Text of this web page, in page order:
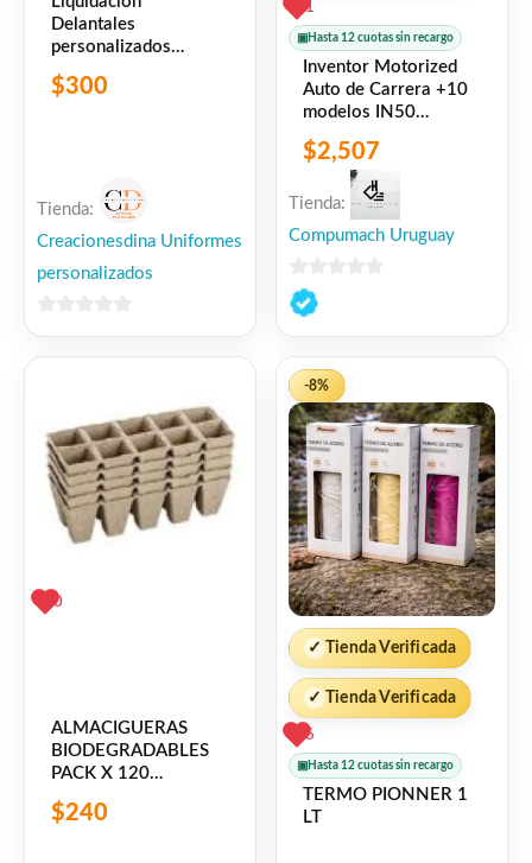
Delantales
personalizados
$300
Tienda:
Creacionesdina Uniformes
personalizados
1
▣ Hasta 12 cuotas sin recargo
Inventor Motorized
Auto de Carrera +10
modelos IN50
$2,507
Tienda:
Compumach Uruguay
0
de
0
ALMACIGUERAS
BIODEGRADABLES
PACK X 120
$240
-8%
✓ Tienda Verificada
✓ Tienda Verificada
6
▣ Hasta 12 cuotas sin recargo
TERMO PIONNER 1
LT